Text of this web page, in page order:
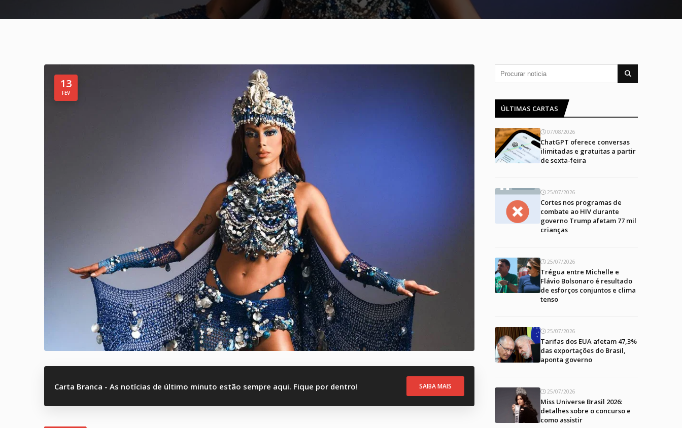
13
FEV
Carta Branca - As notícias de último minuto estão sempre aqui. Fique por dentro! SAIBA MAIS
ÚLTIMAS CARTAS
07/08/2026
ChatGPT oferece conversas
ilimitadas e gratuitas a partir
de sexta-feira
25/07/2026
Cortes nos programas de
combate ao HIV durante
governo Trump afetam 77 mil
crianças
25/07/2026
Trégua entre Michelle e
Flávio Bolsonaro é resultado
de esforços conjuntos e clima
tenso
25/07/2026
Tarifas dos EUA afetam 47,3%
das exportações do Brasil,
aponta governo
25/07/2026
Miss Universe Brasil 2026:
detalhes sobre o concurso e
como assistir